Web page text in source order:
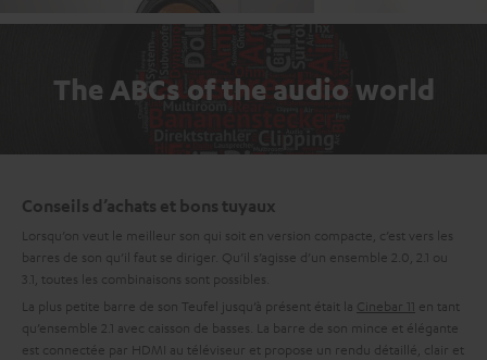
The ABCs of the audio world
Conseils d’achats et bons tuyaux
Lorsqu’on veut le meilleur son qui soit en version compacte, c’est vers les
barres de son qu’il faut se diriger. Qu’il s’agisse d’un ensemble 2.0, 2.1 ou
3.1, toutes les combinaisons sont possibles.
La plus petite barre de son Teufel jusqu’à présent était la Cinebar 11 en tant
qu’ensemble 2.1 avec caisson de basses. La barre de son mince et élégante
est connectée par HDMI au téléviseur et propose un rendu détaillé, clair et